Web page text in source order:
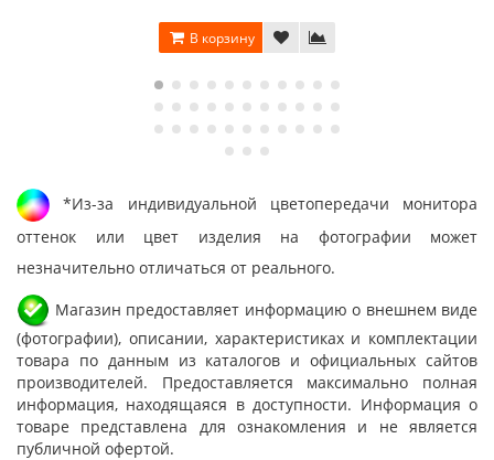
В корзину
*Из-за индивидуальной цветопередачи монитора
оттенок или цвет изделия на фотографии может
незначительно отличаться от реального.
Магазин предоставляет информацию о внешнем виде
(фотографии), описании, характеристиках и комплектации
товара по данным из каталогов и официальных сайтов
производителей. Предоставляется максимально полная
информация, находящаяся в доступности. Информация о
товаре представлена для ознакомления и не является
публичной офертой.